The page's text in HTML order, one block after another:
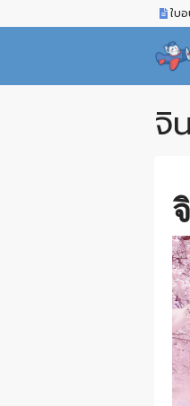
ใบ
จิ